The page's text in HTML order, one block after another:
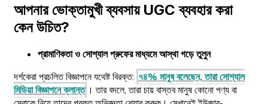
আপনার ভোক্তামুখী ব্যবসায় UGC ব্যবহার করা
কেন উচিত?
প্রামাণিকতা ও সোশ্যাল প্রুফের মাধ্যমে আস্থা গড়ে তুলুন
দর্শকেরা প্রচলিত বিজ্ঞাপনে যথেষ্ট বিরক্ত: ৭৪% মানুষ বলেছেন, তারা সোশ্যাল
মিডিয়া বিজ্ঞাপনে ক্লান্ত । তার বদলে, তারা চায় বাস্তব মানুষ কোনো পণ্য বা